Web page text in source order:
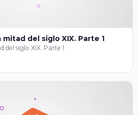
del siglo XIX. Parte 1
del siglo XIX. Parte 1